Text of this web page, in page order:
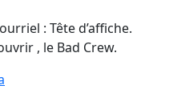
: Tête d’affiche.
, le Bad Crew.